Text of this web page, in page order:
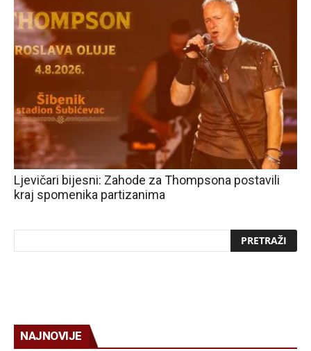
Ljevičari bijesni: Zahode za Thompsona postavili
kraj spomenika partizanima
NAJNOVIJE